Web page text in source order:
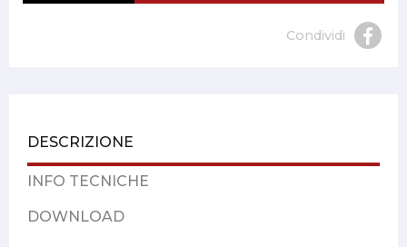
Condividi
DESCRIZIONE
INFO TECNICHE
DOWNLOAD